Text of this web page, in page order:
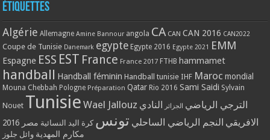
Étiquettes
Algérie Allemagne Amine Bannour angola CA CAN CAN 2016 CAN2022
Coupe de Tunisie Danemark egypte Egypte 2016 Egypte 2021 EMM
Espagne ESS EST France France 2017 FTHB hammamet
handball Handball féminin Handball tunisie IHF Maroc mondial
Mouna Chebbah Pologne Préparation Qatar Rio 2016 Sami Saidi Sylvain
Nouet Tunisie Wael Jallouz الترجي الرياضي الجزائر
النادي
الافريقي النجم الرياضي الساحلي تونس كرة اليد النسائية مصر 2016
مكارم المهدية وائل جلوز